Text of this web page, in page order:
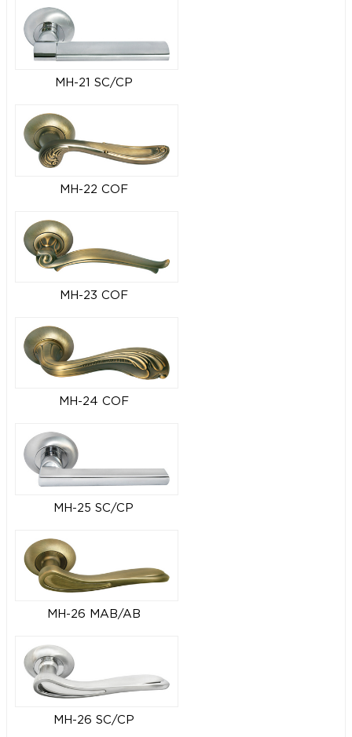
MH-21 SC/CP
MH-22 COF
MH-23 COF
MH-24 COF
MH-25 SC/CP
MH-26 MAB/AB
MH-26 SC/CP